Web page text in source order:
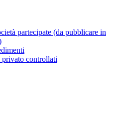
partecipate (da pubblicare in
controllati